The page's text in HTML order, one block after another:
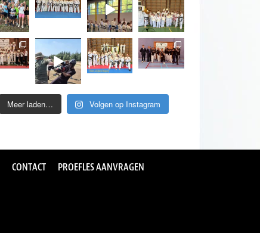
Meer laden… Volgen op Instagram
CONTACT PROEFLES AANVRAGEN